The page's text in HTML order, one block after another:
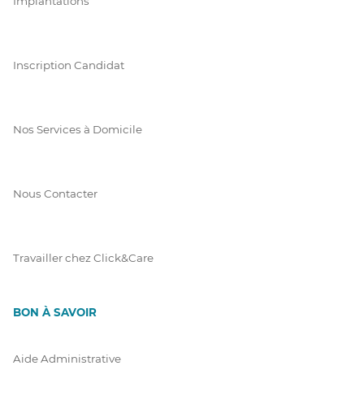
Inscription Candidat
Nos Services à Domicile
Nous Contacter
Travailler chez Click&Care
BON À SAVOIR
Aide Administrative